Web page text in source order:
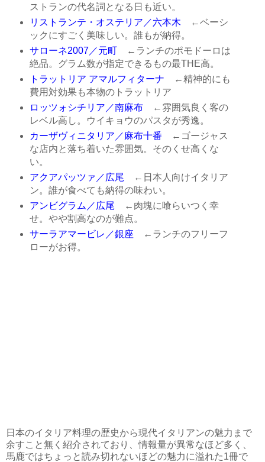
ストランの代名詞となる日も近い。
リストランテ・オステリア／六本木 ←ベーシ
ックにすごく美味しい。誰もが納得。
サローネ2007／元町←ランチのポモドーロは
絶品。グラム数が指定できるもの最THE高。
トラットリア アマルフィターナ ←精神的にも
費用対効果も本物のトラットリア
ロッツォシチリア／南麻布←雰囲気良く客の
レベル高し。ウイキョウのパスタが秀逸。
カーザヴィニタリア／麻布十番 ←ゴージャス
な店内と落ち着いた雰囲気。そのくせ高くな
い。
アクアパッツァ／広尾 ←日本人向けイタリア
ン。誰が食べても納得の味わい。
アンビグラム／広尾 ←肉塊に喰らいつく幸
せ。やや割高なのが難点。
サーラアマービレ／銀座 ←ランチのフリーフ
ローがお得。
日本のイタリア料理の歴史から現代イタリアンの魅力まで
余すこと無く紹介されており、情報量が異常なほど多く、
馬鹿ではちょっと読み切れないほどの魅力に溢れた1冊で